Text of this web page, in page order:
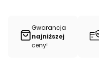
Gwarancja
najniższej
ceny!